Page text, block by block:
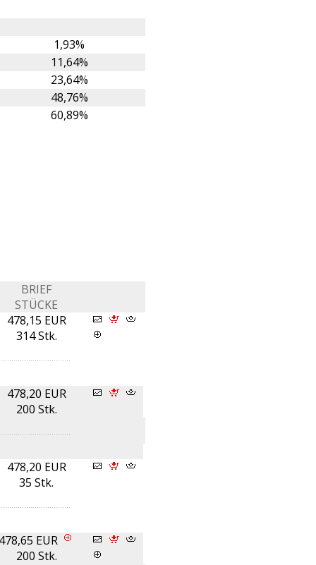
1,93%
11,64%
23,64%
48,76%
60,89%
BRIEF
STÜCKE
478,15 EUR
314 Stk.
478,20 EUR
200 Stk.
478,20 EUR
35 Stk.
478,65 EUR
200 Stk.